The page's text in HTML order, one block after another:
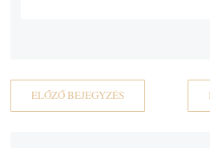
ELŐZŐ BEJEGYZÉS